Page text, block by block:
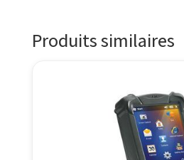
Produits similaires